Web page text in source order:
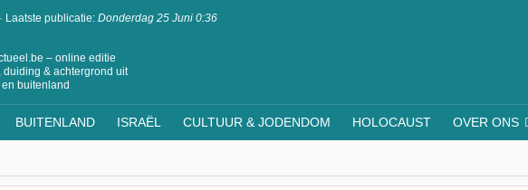
· Laatste publicatie: Donderdag 25 Juni 0:36
– online editie
duiding & achtergrond uit
buitenland
BUITENLAND ISRAËL CULTUUR & JODENDOM HOLOCAUST OVER ONS